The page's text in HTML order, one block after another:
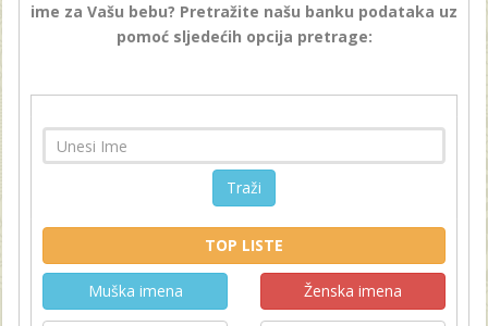
ime za Vašu bebu? Pretražite našu banku podataka uz
pomoć sljedećih opcija pretrage:
Traži
TOP LISTE
Muška imena Ženska imena